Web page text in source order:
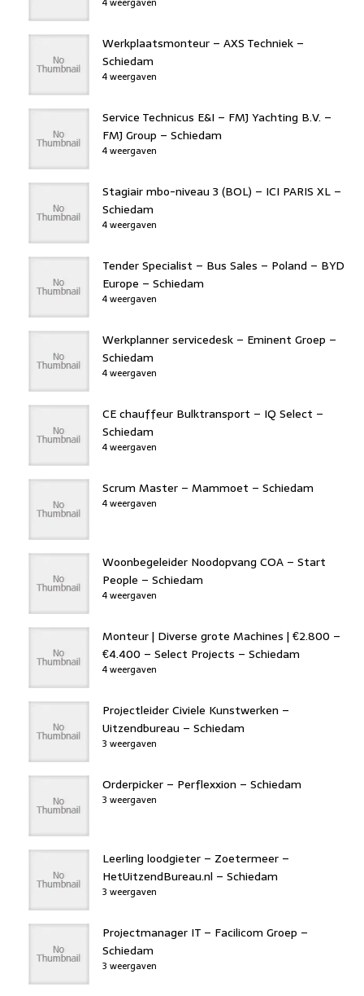
Werkplaatsmonteur – AXS Techniek –
Schiedam
4 weergaven
Service Technicus E&I – FMJ Yachting B.V. –
FMJ Group – Schiedam
4 weergaven
Stagiair mbo-niveau 3 (BOL) – ICI PARIS XL –
Schiedam
4 weergaven
Tender Specialist – Bus Sales – Poland – BYD
Europe – Schiedam
4 weergaven
Werkplanner servicedesk – Eminent Groep –
Schiedam
4 weergaven
CE chauffeur Bulktransport – IQ Select –
Schiedam
4 weergaven
Scrum Master – Mammoet – Schiedam
4 weergaven
Woonbegeleider Noodopvang COA – Start
People – Schiedam
4 weergaven
Monteur | Diverse grote Machines | €2.800 –
€4.400 – Select Projects – Schiedam
4 weergaven
Projectleider Civiele Kunstwerken –
Uitzendbureau – Schiedam
3 weergaven
Orderpicker – Perflexxion – Schiedam
3 weergaven
Leerling loodgieter – Zoetermeer –
HetUitzendBureau.nl – Schiedam
3 weergaven
Projectmanager IT – Facilicom Groep –
Schiedam
3 weergaven